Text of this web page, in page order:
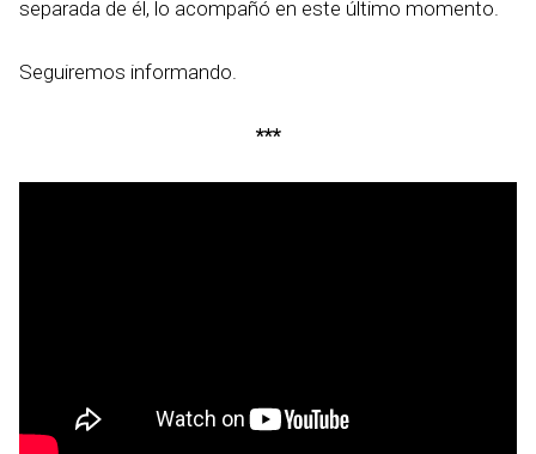
separada de él, lo acompañó en este último momento.
Seguiremos informando.
***